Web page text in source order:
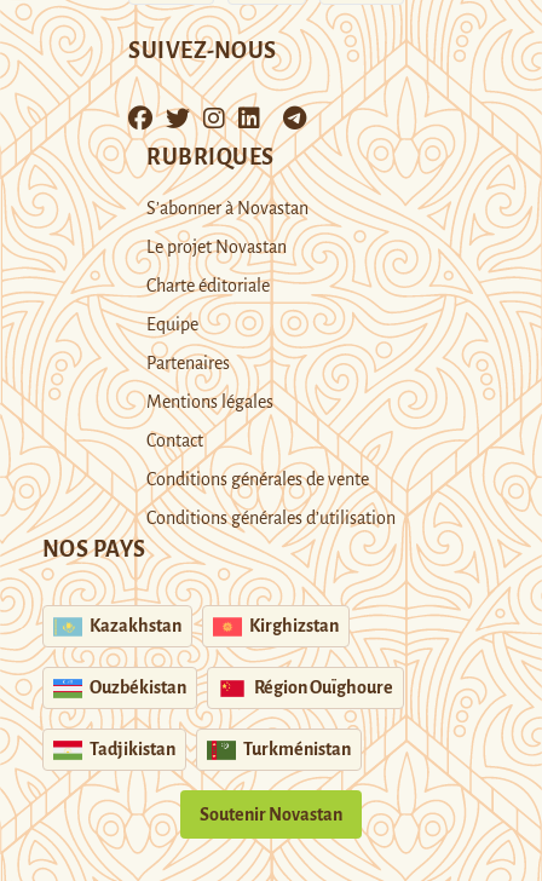
SUIVEZ-NOUS
RUBRIQUES
S’abonner à Novastan
Le projet Novastan
Charte éditoriale
Equipe
Partenaires
Mentions légales
Contact
Conditions générales de vente
Conditions générales d’utilisation
NOS PAYS
Kazakhstan Kirghizstan
Ouzbékistan Région Ouïghoure
Tadjikistan Turkménistan
Soutenir Novastan